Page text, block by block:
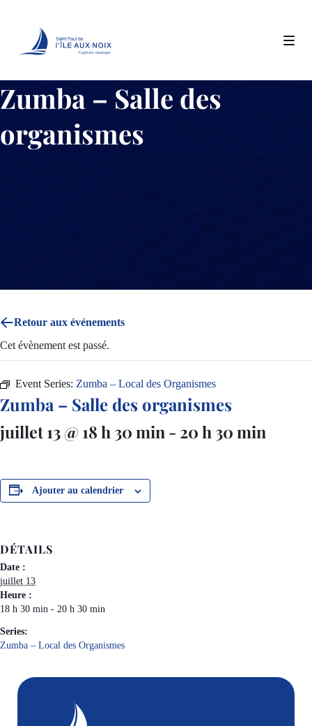
to
content
Capitale nautique
Zumba – Salle des
organismes
Retour aux événements
Cet évènement est passé.
Event Series: Zumba – Local des Organismes
Zumba – Salle des organismes
juillet 13 @ 18 h 30 min - 20 h 30 min
Ajouter au calendrier
DÉTAILS
Date :
juillet 13
Heure :
18 h 30 min - 20 h 30 min
Series:
Zumba – Local des Organismes